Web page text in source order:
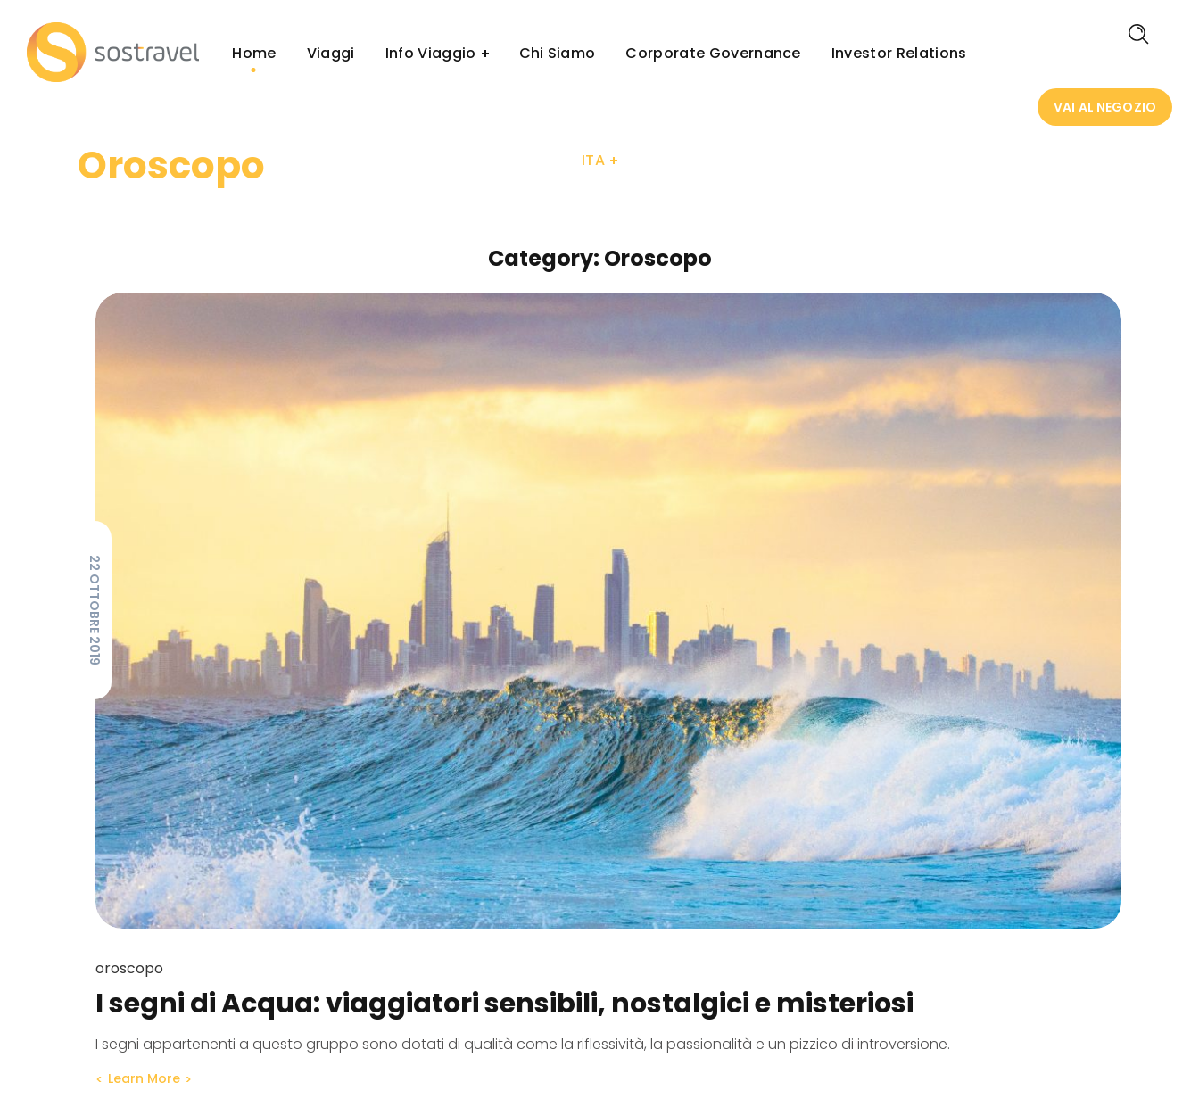
Home Viaggi Info Viaggio Chi Siamo Corporate Governance Investor Relations
ITA
VAI AL NEGOZIO
Oroscopo
Category: Oroscopo
22 OTTOBRE 2019
oroscopo
I segni di Acqua: viaggiatori sensibili, nostalgici e misteriosi
I segni appartenenti a questo gruppo sono dotati di qualità come la riflessività, la passionalità e un pizzico di introversione.
Learn More